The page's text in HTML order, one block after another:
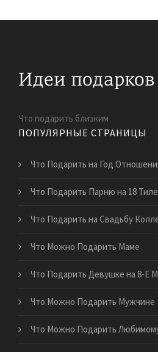
Что подарить близким
ПОПУЛЯРНЫЕ СТРАНИЦЫ
Что Подарить на Год
Что Подарить Парню на 18
Что Подарить на Свадьбу
Что Можно Подарить Маме
Что Подарить Девушке на 8-Е
Что Можно Подарить Мужчине
Что Можно Подарить